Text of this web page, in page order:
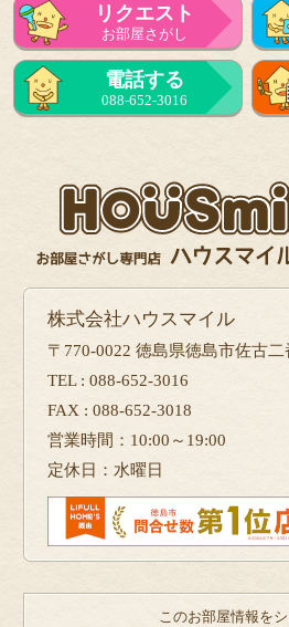
リクエスト
お部屋さがし
電話する
088-652-3016
株式会社ハウスマイル
〒770-0022 徳島県徳島市佐古二
TEL : 088-652-3016
FAX : 088-652-3018
営業時間：10:00～19:00
定休日：水曜日
このお部屋情報を